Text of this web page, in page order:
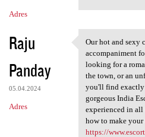
Adres
Raju
Panday
05.04.2024
Adres
Our hot and
Our hot and sexy
accompaniment
looking for a
the town, or an
you'll find exactly
gorgeous India
experienced in all
how to make your
https://